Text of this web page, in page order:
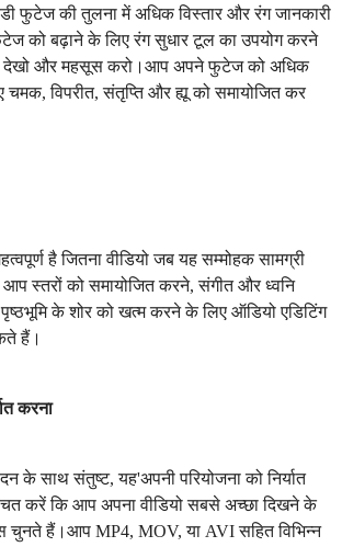
फुटेज की तुलना में अधिक विस्तार और रंग जानकारी
को बढ़ाने के लिए रंग सुधार टूल का उपयोग करने
और महसूस करो।आप अपने फुटेज को अधिक
विपरीत, संतृप्ति और ह्यू को समायोजित कर
है जितना वीडियो जब यह सम्मोहक सामग्री
स्तरों को समायोजित करने, संगीत और ध्वनि
के शोर को खत्म करने के लिए ऑडियो एडिटिंग
हैं।
करना
के साथ संतुष्ट, यह'अपनी परियोजना को निर्यात
करें कि आप अपना वीडियो सबसे अच्छा दिखने के
चुनते हैं।आप MP4, MOV, या AVI सहित विभिन्न